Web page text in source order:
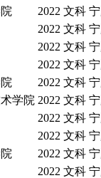
2022 文科
2022 文科
2022 文科
2022 文科
2022 文科
学院 2022 文科
2022 文科
2022 文科
2022 文科
2022 文科